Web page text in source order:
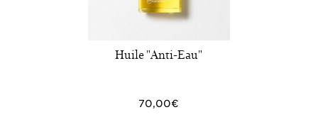
Huile "Anti-Eau"
70,00€